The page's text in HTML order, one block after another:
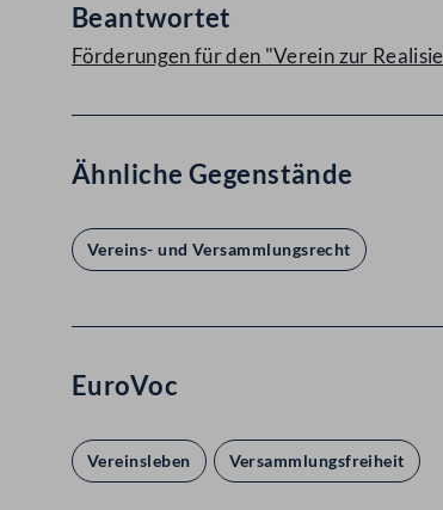
Beantwortet
Förderungen für den "Verein zur
Ähnliche Gegenstände
Vereins- und Versammlungsrecht
EuroVoc
Vereinsleben Versammlungsfreiheit